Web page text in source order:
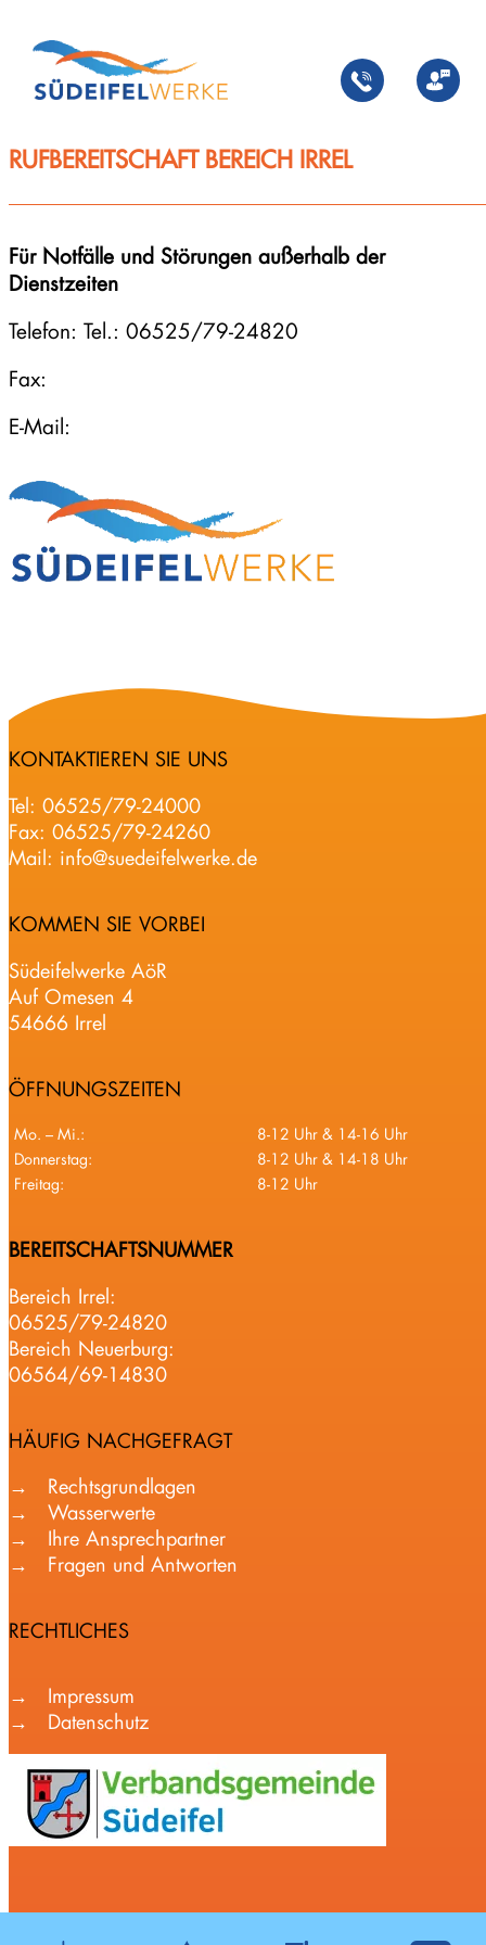
Inhalt
springen
RUFBEREITSCHAFT BEREICH IRREL
Für Notfälle und Störungen außerhalb der
Dienstzeiten
Telefon: Tel.: 06525/79-24820
Fax:
E-Mail:
KONTAKTIEREN SIE UNS
Tel: 06525/79-24000
Fax: 06525/79-24260
Mail: info@suedeifelwerke.de
KOMMEN SIE VORBEI
Südeifelwerke AöR
Auf Omesen 4
54666 Irrel
ÖFFNUNGSZEITEN
Mo. – Mi.:
8-12 Uhr & 14-16 Uhr
Donnerstag:
8-12 Uhr & 14-18 Uhr
Freitag:
8-12 Uhr
BEREITSCHAFTSNUMMER
Bereich Irrel:
06525/79-24820
Bereich Neuerburg:
06564/69-14830
HÄUFIG NACHGEFRAGT
Rechtsgrundlagen
Wasserwerte
Ihre Ansprechpartner
Fragen und Antworten
RECHTLICHES
Impressum
Datenschutz